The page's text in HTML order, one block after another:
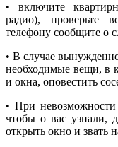
• включите
радио), проверьте
телефону сообщите о
• В случае
необходимые вещи, в
и окна, оповестить
• При
чтобы о вас узнали,
открыть окно и звать